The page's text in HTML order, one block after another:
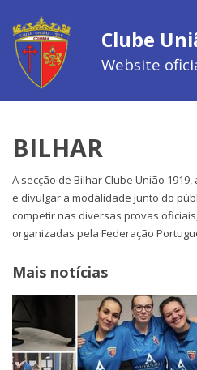
Clube
Website
BILHAR
A secção de Bilhar Clube União
e divulgar a modalidade junto do
competir nas diversas provas
organizadas pela Federação
Mais notícias